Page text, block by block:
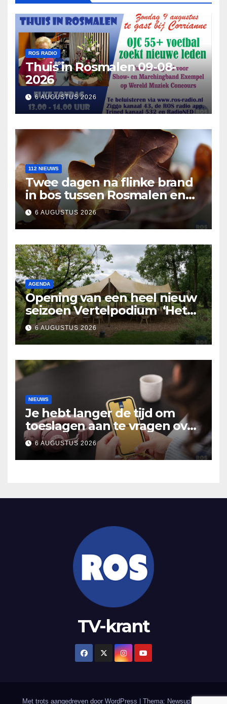
ROS RADIO
Thuis in Rosmalen 09-08-
2026
6 AUGUSTUS 2026
112 NIEUWS
Twee dagen na flinke brand
in bos tussen Rosmalen en
Nuland
6 AUGUSTUS 2026
AGENDA
Opening van een heel nieuw
seizoen Vertelpodium ‘Het
Lopende Vuur’. Landelijke
verhalen in Bomentuin D’n
Hooidonk
6 AUGUSTUS 2026
NIEUWS
Je hebt langer de tijd om
toeslagen aan te vragen over
2025
6 AUGUSTUS 2026
TV-krant
Met trots aangedreven door WordPress Thema: Newsup door